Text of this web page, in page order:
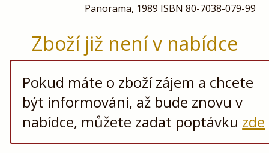
Panorama, 1989 ISBN 80-7038-079-99
Zboží již není v nabídce
Pokud máte o zboží zájem a chcete
být informováni, až bude znovu v
nabídce, můžete zadat poptávku zde